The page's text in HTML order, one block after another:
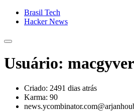
Brasil Tech
Hacker News
Usuário:
Criado: 2491 dias atrás
Karma: 90